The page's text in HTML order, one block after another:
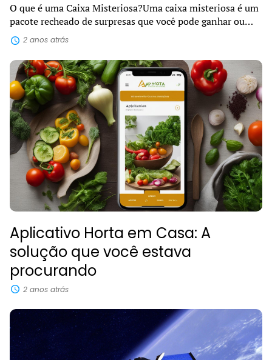
O que é uma Caixa Misteriosa?Uma caixa misteriosa é um
pacote recheado de surpresas que você pode ganhar ou
comprar e receber diretamente na sua casa. Dentro dela,
podem estar escondidos diver...
2 anos atrás
Aplicativo Horta em Casa: A
solução que você estava
procurando
2 anos atrás